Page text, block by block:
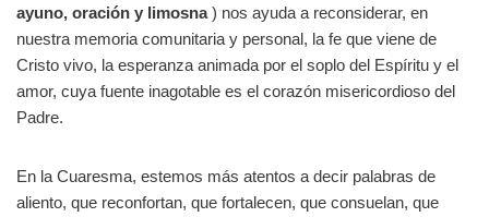
ayuno, oración y limosna) nos ayuda a reconsiderar, en
nuestra memoria comunitaria y personal, la fe que viene de
Cristo vivo, la esperanza animada por el soplo del Espíritu y el
amor, cuya fuente inagotable es el corazón misericordioso del
Padre.
En la Cuaresma, estemos más atentos a decir palabras de
aliento, que reconfortan, que fortalecen, que consuelan, que